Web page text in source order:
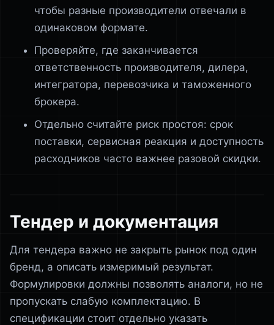
чтобы разные производители отвечали в
одинаковом формате.
Проверяйте, где заканчивается
ответственность производителя, дилера,
интегратора, перевозчика и таможенного
брокера.
Отдельно считайте риск простоя: срок
поставки, сервисная реакция и доступность
расходников часто важнее разовой скидки.
Тендер и документация
Для тендера важно не закрыть рынок под один
бренд, а описать измеримый результат.
Формулировки должны позволять аналоги, но не
пропускать слабую комплектацию. В
спецификации стоит отдельно указать